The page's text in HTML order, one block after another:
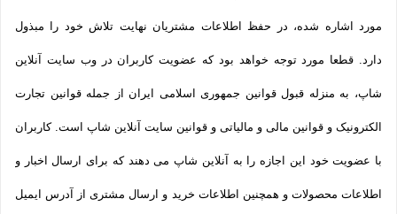
مورد اشاره شده، در حفظ اطلاعات مشتریان نهایت تلاش خود را مبذول
دارد. قطعا مورد توجه خواهد بود که عضویت کاربران در وب سایت آنلاین
شاپ، به منزله قبول قوانین جمهوری اسلامی ایران از جمله قوانین تجارت
الکترونیک و قوانین مالی و مالیاتی و قوانین سایت آنلاین شاپ است. کاربران
با عضویت خود این اجازه را به آنلاین شاپ می دهند که برای ارسال اخبار و
اطلاعات محصولات و همچنین اطلاعات خرید و ارسال مشتری از آدرس ایمیل